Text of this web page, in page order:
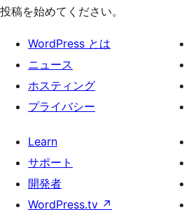
を
投稿を始めてください。
WordPress とは
ニュース
ホスティング
プライバシー
Learn
サポート
開発者
WordPress.tv ↗